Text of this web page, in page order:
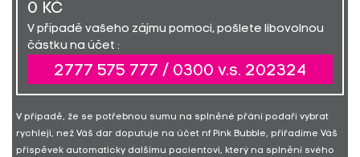
0 KČ
V případě vašeho zájmu pomoci, pošlete libovolnou
částku na účet :
2777 575 777 / 0300 v.s. 202324
V případě, že se potřebnou sumu na splněné přání podaří vybrat
rychleji, než Váš dar doputuje na účet nf Pink Bubble, přiřadíme Váš
příspěvek automaticky dalšímu pacientovi, který na splnění svého